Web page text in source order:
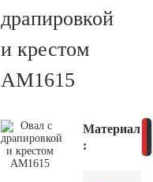
драпировкой
и крестом
AM1615
Материал
: